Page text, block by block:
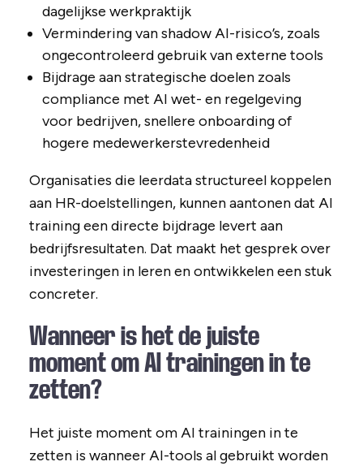
dagelijkse werkpraktijk
Vermindering van shadow AI-risico’s, zoals
ongecontroleerd gebruik van externe tools
Bijdrage aan strategische doelen zoals
compliance met AI wet- en regelgeving
voor bedrijven, snellere onboarding of
hogere medewerkerstevredenheid
Organisaties die leerdata structureel koppelen
aan HR-doelstellingen, kunnen aantonen dat AI
training een directe bijdrage levert aan
bedrijfsresultaten. Dat maakt het gesprek over
investeringen in leren en ontwikkelen een stuk
concreter.
Wanneer is het de juiste
moment om AI trainingen in te
zetten?
Het juiste moment om AI trainingen in te
zetten is wanneer AI-tools al gebruikt worden